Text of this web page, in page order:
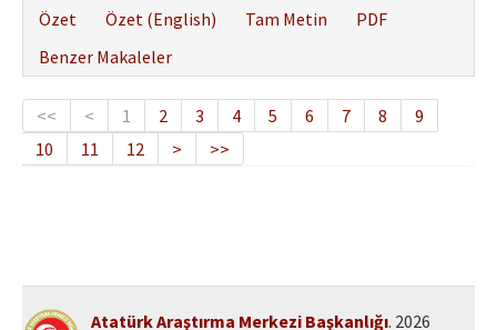
Özet
Özet (English) Tam Metin
PDF
Benzer Makaleler
<< < 1 2 3 4 5 6 7 8
9
10
11 12 > >>
Atatürk Araştırma Merkezi Başkanlığı. 2026